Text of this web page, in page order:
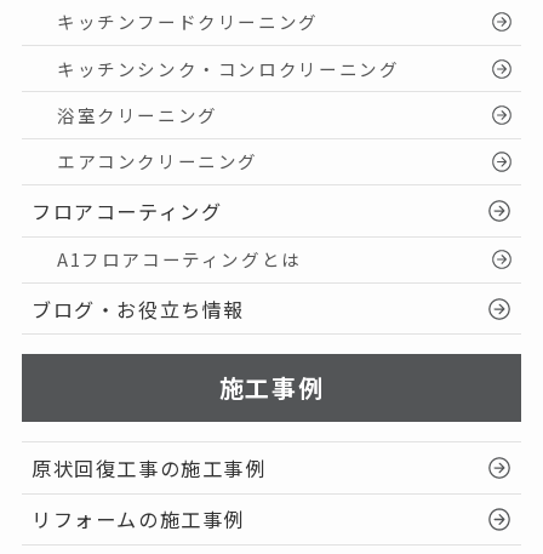
キッチンフードクリーニング
キッチンシンク・コンロクリーニング
浴室クリーニング
エアコンクリーニング
フロアコーティング
A1フロアコーティングとは
ブログ・お役立ち情報
施工事例
原状回復工事の施工事例
リフォームの施工事例